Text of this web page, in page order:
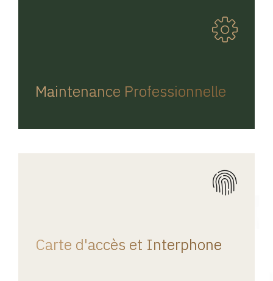
Maintenance Professionnelle
Carte d'accès et Interphone